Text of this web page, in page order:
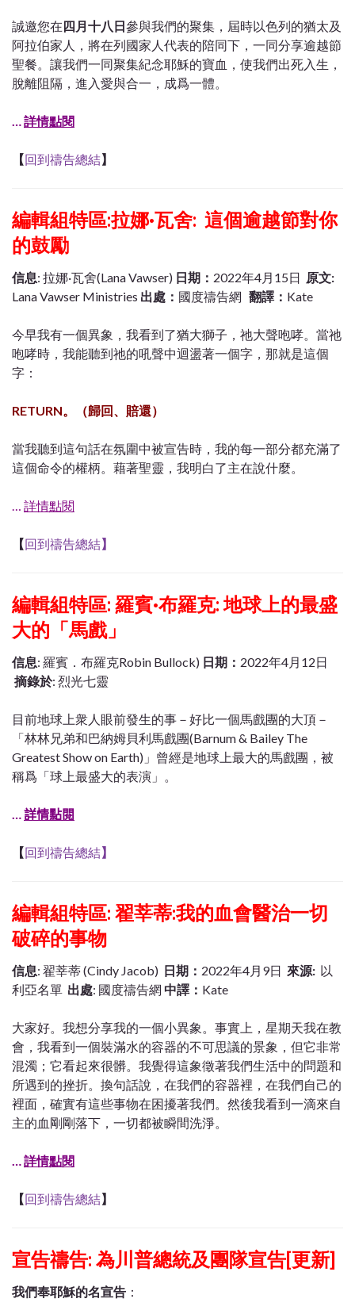
誠邀您在四月十八日參與我們的聚集，屆時以色列的猶太及
阿拉伯家人，將在列國家人代表的陪同下，一同分享逾越節
聖餐。讓我們一同聚集紀念耶穌的寶血，使我們出死入生，
脫離阻隔，進入愛與合一，成爲一體。
… 詳情點閱
【回到禱告總結】
編輯組特區:拉娜·瓦舍: 這個逾越節對你
的鼓勵
信息: 拉娜·瓦舍(Lana Vawser) 日期： 2022年4月15日 原文:
Lana Vawser Ministries 出處： 國度禱告網 翻譯： Kate
今早我有一個異象，我看到了猶大獅子，祂大聲咆哮。當祂
咆哮時，我能聽到祂的吼聲中迴盪著一個字，那就是這個
字：
RETURN。（歸回、賠還）
當我聽到這句話在氛圍中被宣告時，我的每一部分都充滿了
這個命令的權柄。藉著聖靈，我明白了主在說什麼。
詳情點閱
【回到禱告總結】
編輯組特區: 羅賓·布羅克: 地球上的最盛
大的「馬戲」
信息: 羅賓．布羅克Robin Bullock) 日期： 2022年4月12日
摘錄於: 烈光七靈
目前地球上衆人眼前發生的事－好比一個馬戲團的大頂－
「林林兄弟和巴納姆貝利馬戲團(Barnum & Bailey The
Greatest Show on Earth)」曾經是地球上最大的馬戲團，被
稱爲「球上最盛大的表演」。
… 詳情點閱
【回到禱告總結】
編輯組特區: 翟莘蒂:我的血會醫治一切
破碎的事物
信息: 翟莘蒂 (Cindy Jacob) 日期： 2022年4月9日 來源: 以
利亞名單 出處: 國度禱告網 中譯： Kate
大家好。我想分享我的一個小異象。事實上，星期天我在教
會，我看到一個裝滿水的容器的不可思議的景象，但它非常
混濁；它看起來很髒。我覺得這象徵著我們生活中的問題和
所遇到的挫折。換句話說，在我們的容器裡，在我們自己的
裡面，確實有這些事物在困擾著我們。然後我看到一滴來自
主的血剛剛落下，一切都被瞬間洗淨。
… 詳情點閱
【回到禱告總結】
宣告禱告: 為川普總統及團隊宣告[更新]
我們奉耶穌的名宣告 ：